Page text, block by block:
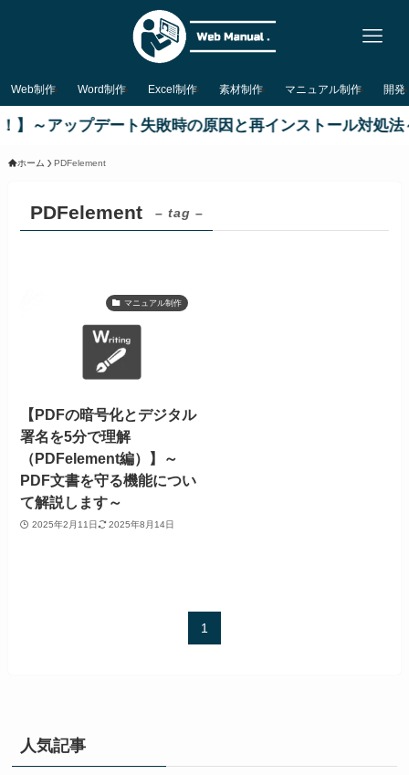
Web制作 Word制作 Excel制作 素材制作 マニュアル制作 開発
～アップデート失敗時の原因と再インストール対処法～
ホーム PDFelement
PDFelement – tag –
マニュアル制作
【PDFの暗号化とデジタル
署名を5分で理解
（PDFelement編）】～
PDF文書を守る機能につい
て解説します～
2025年2月11日 2025年8月14日
1
人気記事